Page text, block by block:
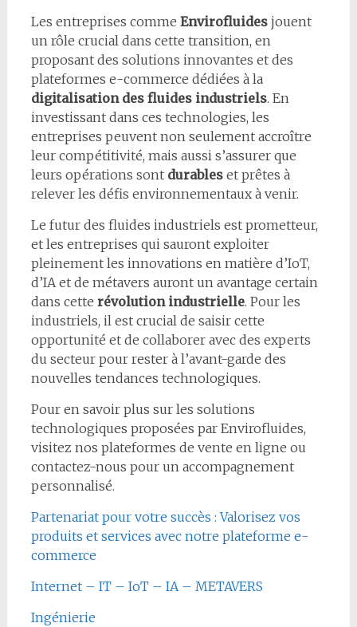
Les entreprises comme Envirofluidesjouent
un rôle crucial dans cette transition, en
proposant des solutions innovantes et des
plateformes e-commerce dédiées à la
digitalisation des fluides industriels. En
investissant dans ces technologies, les
entreprises peuvent non seulement accroître
leur compétitivité, mais aussi s’assurer que
leurs opérations sont durableset prêtes à
relever les défis environnementaux à venir.
Le futur des fluides industriels est prometteur,
et les entreprises qui sauront exploiter
pleinement les innovations en matière d’IoT,
d’IA et de métavers auront un avantage certain
dans cette révolution industrielle. Pour les
industriels, il est crucial de saisir cette
opportunité et de collaborer avec des experts
du secteur pour rester à l’avant-garde des
nouvelles tendances technologiques.
Pour en savoir plus sur les solutions
technologiques proposées par Envirofluides,
visitez nos plateformes de vente en ligne ou
contactez-nous pour un accompagnement
personnalisé.
Partenariat pour votre succès : Valorisez vos
produits et services avec notre plateforme e-
commerce
Internet – IT – IoT – IA – METAVERS
Ingénierie